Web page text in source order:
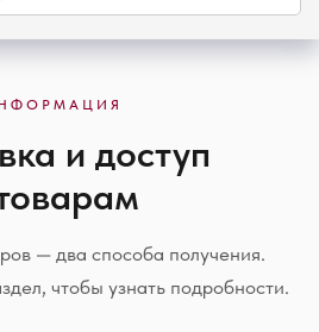
и доступ
— два способа получения.
чтобы узнать подробности.